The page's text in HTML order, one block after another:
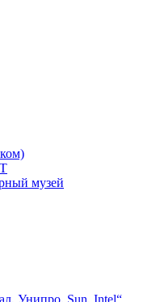
музей
Унипро, Sun, Intel“